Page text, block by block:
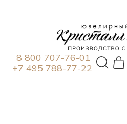
8 800 707-76-01
+7 495 788-77-22